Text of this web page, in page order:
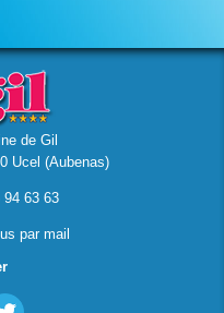
de Gil
Ucel (Aubenas)
94 63 63
par mail